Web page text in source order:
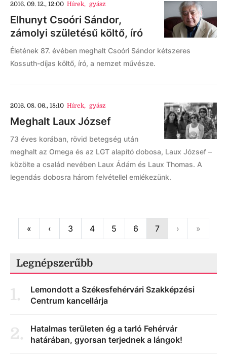
2016. 09. 12., 12:00 Hírek, gyász
Elhunyt Csoóri Sándor,
zámolyi születésű költő, író
Életének 87. évében meghalt Csoóri Sándor kétszeres
Kossuth-díjas költő, író, a nemzet művésze.
2016. 08. 06., 18:10 Hírek, gyász
Meghalt Laux József
73 éves korában, rövid betegség után
meghalt az Omega és az LGT alapító dobosa, Laux József –
közölte a család nevében Laux Ádám és Laux Thomas. A
legendás dobosra három felvétellel emlékezünk.
«First ‹Previous
3 4 5 6 7 ›Next»Last
Legnépszerűbb
1.
Lemondott a Székesfehérvári Szakképzési
Centrum kancellárja
2.
Hatalmas területen ég a tarló Fehérvár
határában, gyorsan terjednek a lángok!